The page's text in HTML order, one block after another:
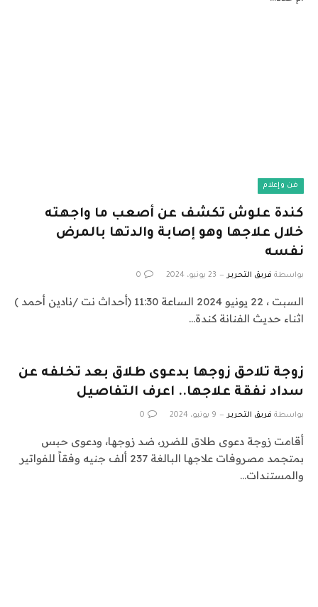
فن وإعلام
كندة علوش تكشف عن أصعب ما واجهته
خلال علاجها وهو إصابة والدتها بالمرض
نفسه
بواسطة فريق التحرير 23 يونيو، 2024 0
السبت ، 22 يونيو 2024 الساعة 11:30 (أحداث نت /نادين أحمد )
اثناء حديث الفنانة كندة…
زوجة تلاحق زوجها بدعوى طلاق بعد تخلفه عن
سداد نفقة علاجها.. اعرف التفاصيل
بواسطة فريق التحرير 9 يونيو، 2024 0
أقامت زوجة دعوى طلاق للضرر، ضد زوجها، ودعوى حبس
بمتجمد مصروفات علاجها البالغة 237 ألف جنيه وفقاً للفواتير
والمستندات…